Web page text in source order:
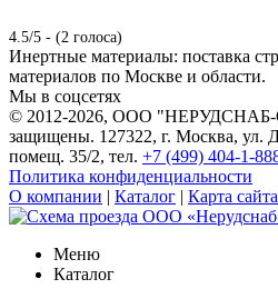
4.5/5 - (2 голоса)
Инертные материалы: поставка
материалов по Москве и области.
Мы в соцсетях
© 2012-2026, ООО "НЕРУДСНАБ-
защищены. 127322, г. Москва, ул.
помещ. 35/2, тел. +7 (499) 404-1-
Политика конфиденциальности
О компании | Каталог | Карта сайта
Меню
Каталог